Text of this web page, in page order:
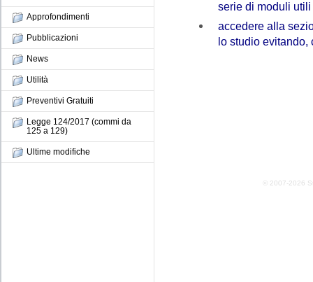
Approfondimenti
Pubblicazioni
News
Utilità
Preventivi Gratuiti
Legge 124/2017 (commi da
125 a 129)
Ultime modifiche
serie di moduli
accedere alla
lo studio evitando,
© 2007-2026